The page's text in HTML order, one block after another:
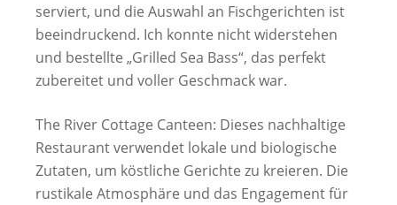
serviert, und die Auswahl an Fischgerichten ist
beeindruckend. Ich konnte nicht widerstehen
und bestellte „Grilled Sea Bass“, das perfekt
zubereitet und voller Geschmack war.
The River Cottage Canteen: Dieses nachhaltige
Restaurant verwendet lokale und biologische
Zutaten, um köstliche Gerichte zu kreieren. Die
rustikale Atmosphäre und das Engagement für